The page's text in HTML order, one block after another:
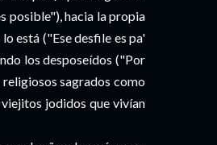
posible"), hacia la propia
está ("Ese desfile es pa'
los desposeídos ("Por
religiosos sagrados como
jodidos que vivían